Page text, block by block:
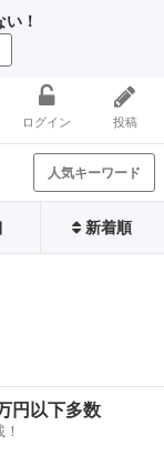
！
ログイン 投稿
人気キーワード
新着順
円以下多数